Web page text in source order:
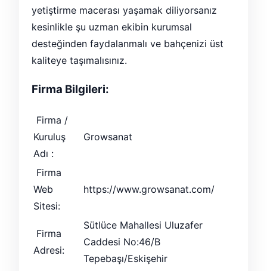
yetiştirme macerası yaşamak diliyorsanız
kesinlikle şu uzman ekibin kurumsal
desteğinden faydalanmalı ve bahçenizi üst
kaliteye taşımalısınız.
Firma Bilgileri:
Firma /
Kuruluş
Adı :
Growsanat
Firma
Web
Sitesi:
https://www.growsanat.com/
Firma
Adresi:
Sütlüce Mahallesi Uluzafer
Caddesi No:46/B
Tepebaşı/Eskişehir